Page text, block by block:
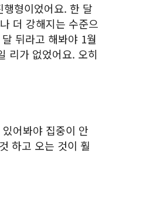
형이었어요. 한 달
더 강해지는 수준으
뒤라고 해봐야 1월
리가 없었어요. 오히
어봐야 집중이 안
하고 오는 것이 훨